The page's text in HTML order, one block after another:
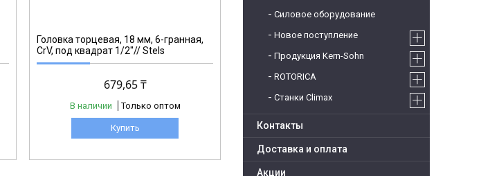
Головка торцевая, 18 мм, 6-гранная,
CrV, под квадрат 1/2"// Stels
679,65 ₸
В наличии Только оптом
Купить
Силовое оборудование
Новое поступление
Продукция Kern-Sohn
ROTORICA
Станки Climax
Контакты
Доставка и оплата
Акции